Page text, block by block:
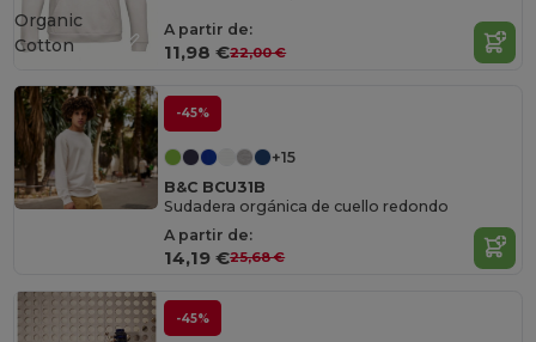
A partir de:
11,98 €22,00 €
Organic
Cotton
-45%
+15
B&C BCU31B
Sudadera orgánica de cuello redondo
A partir de:
14,19 €25,68 €
-45%